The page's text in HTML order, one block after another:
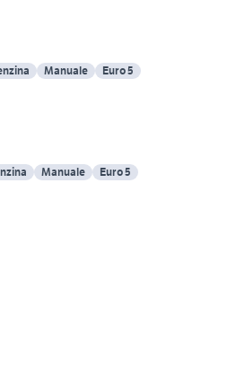
Manuale Euro 5
Manuale Euro 5